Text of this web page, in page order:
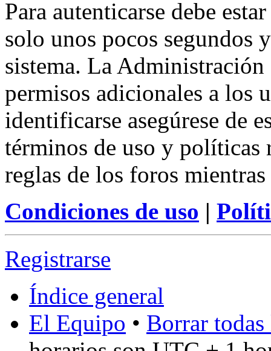
Para autenticarse debe
solo unos pocos segundos
sistema. La
permisos adicionales a los
identificarse asegúrese de
términos de uso y políticas
reglas de los foros
Condiciones de uso |
Registrarse
Índice general
El Equipo • Borrar